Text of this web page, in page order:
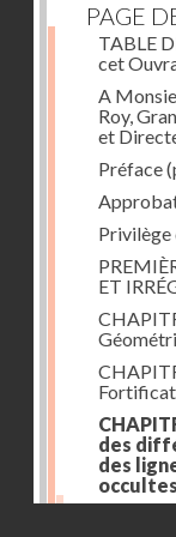
PAGE
TABLE
cet
A
Roy,
et
Préface
Privilège
ET
des
des
Des